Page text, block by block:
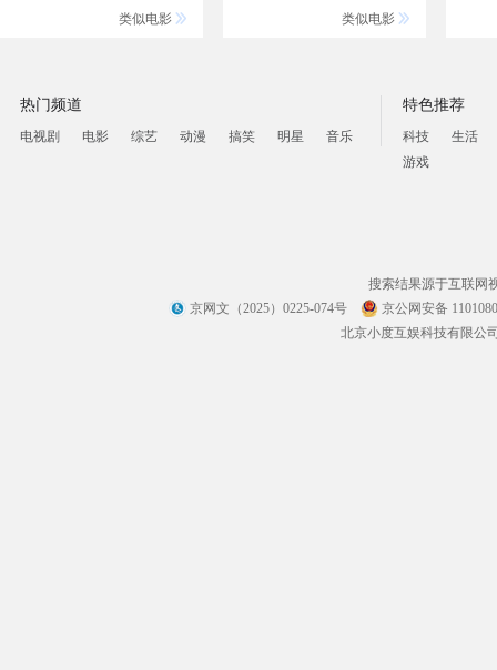
类似电影
类似电影
热门频道
电视剧 电影 综艺 动漫 搞笑 明星 音乐
特色推荐
科技
生活
游戏
搜索结果源于互联网
京网文（2025）0225-074号
京公网安备
北京小度互娱科技有限公